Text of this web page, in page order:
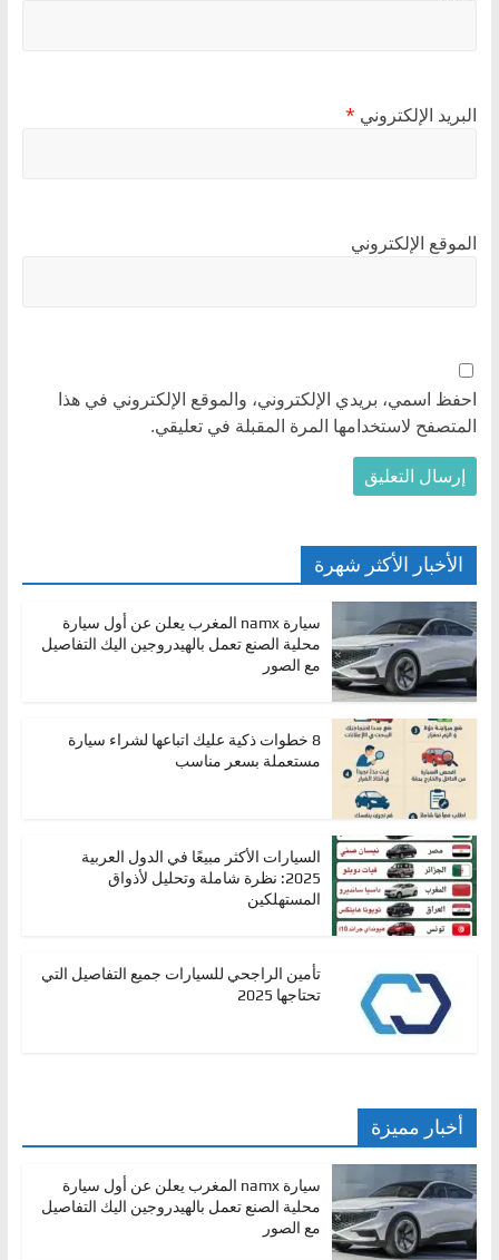
البريد الإلكتروني *
الموقع الإلكتروني
احفظ اسمي، بريدي الإلكتروني، والموقع الإلكتروني في هذا
المتصفح لاستخدامها المرة المقبلة في تعليقي.
الأخبار الأكثر شهرة
سيارة namx المغرب يعلن عن أول سيارة
محلية الصنع تعمل بالهيدروجين اليك التفاصيل
مع الصور
8 خطوات ذكية عليك اتباعها لشراء سيارة
مستعملة بسعر مناسب
السيارات الأكثر مبيعًا في الدول العربية
2025: نظرة شاملة وتحليل لأذواق
المستهلكين
تأمين الراجحي للسيارات جميع التفاصيل التي
تحتاجها 2025
أخبار مميزة
سيارة namx المغرب يعلن عن أول سيارة
محلية الصنع تعمل بالهيدروجين اليك التفاصيل
مع الصور